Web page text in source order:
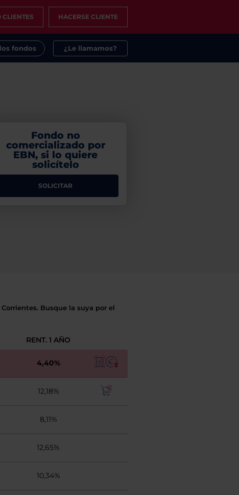
CLIENTES HACERSE CLIENTE
fondos ¿Le llamamos?
Fondo no
comercializado por
EBN, si lo quiere
solicítelo
SOLICITAR
Busque la suya por el
RENT. 1 AÑO
4,40%
12,18%
8,11%
12,65%
10,34%